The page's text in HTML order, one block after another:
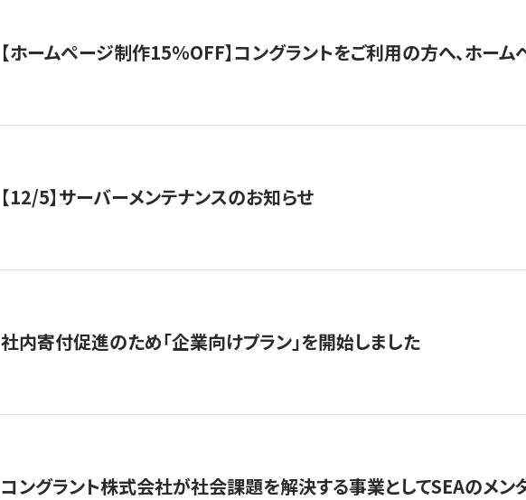
【ホームページ制作15％OFF】コングラントをご利用の方へ、ホー
【12/5】サーバーメンテナンスのお知らせ
社内寄付促進のため「企業向けプラン」を開始しました
コングラント株式会社が社会課題を解決する事業としてSEAのメ